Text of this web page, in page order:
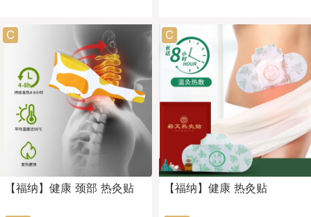
C
【福纳】健康 颈部 热灸贴
C
【福纳】健康 热灸贴